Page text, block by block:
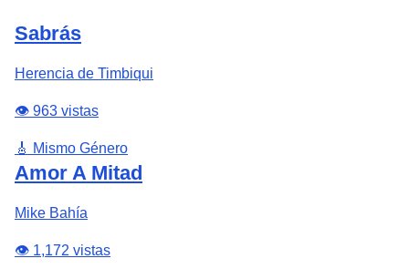
Sabrás
Herencia de Timbiqui
👁️ 963 vistas
🎸 Mismo Género
Amor A Mitad
Mike Bahía
👁️ 1,172 vistas